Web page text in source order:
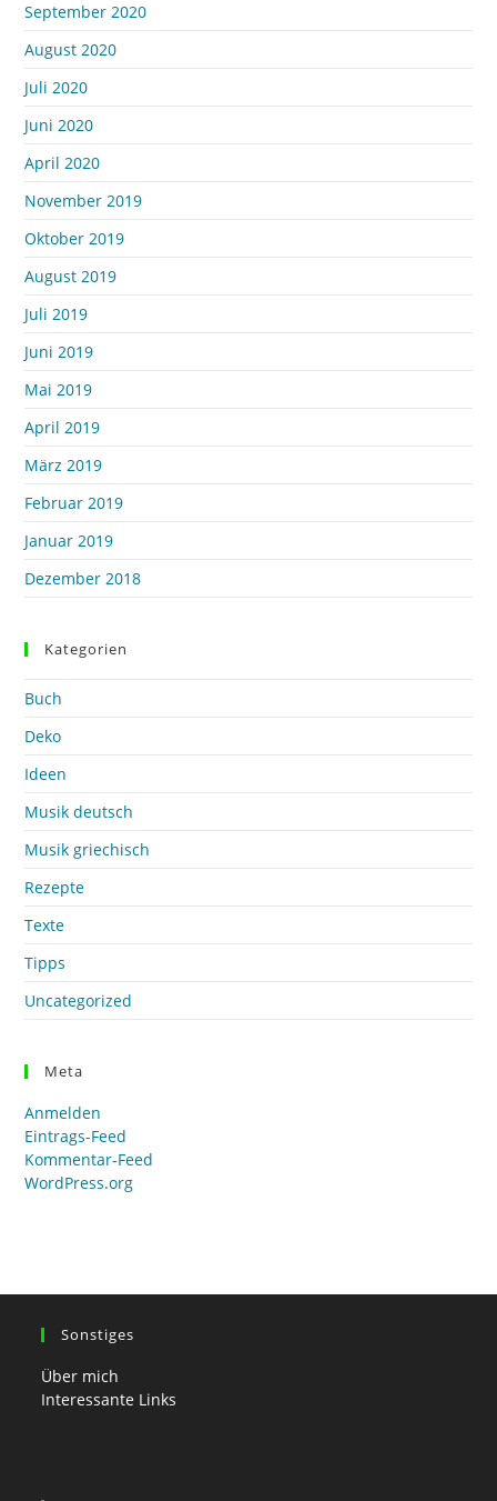
September 2020
August 2020
Juli 2020
Juni 2020
April 2020
November 2019
Oktober 2019
August 2019
Juli 2019
Juni 2019
Mai 2019
April 2019
März 2019
Februar 2019
Januar 2019
Dezember 2018
Kategorien
Buch
Deko
Ideen
Musik deutsch
Musik griechisch
Rezepte
Texte
Tipps
Uncategorized
Meta
Anmelden
Eintrags-Feed
Kommentar-Feed
WordPress.org
Sonstiges
Über mich
Interessante Links